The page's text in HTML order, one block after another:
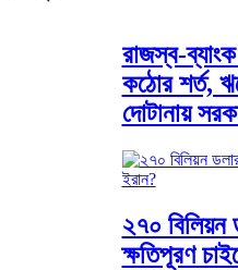
রাজস্ব-
কঠোর শর্ত,
দোটানায়
২৭০ বিলিয়ন
ক্ষতিপূরণ